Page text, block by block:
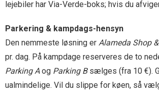
lejebiler har Via-Verde-boks; hvis du
Parkering & kampdags-hensyn
Den nemmeste løsning er Alameda Shop
pr. dag. På kampdage reserveres de to
Parking A og Parking Bsælges (fra 10 €).
ualmindelige. Vil du slippe for køen, så